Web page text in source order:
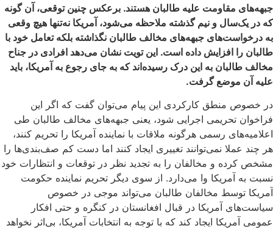
جبهه‌های مقاومت علیه طالبان هستند. برعکس چنین توقعی، آن گونه
که در یک‌سال و نیم گذشته ملاحظه می‌شود، آمریکا نه‌تنها هیچ وقعی
به درخواست‌های جبهه‌های مخالف طالبان نگذاشته بلکه تعامل خود با
طالبان را افزایش داده است. این تویت نشان می‌دهد افرادی در جناح
مخالف طالبان به این درک رسیده‌اند که به جای رجوع به آمریکا، باید
علیه آن موضع گرفت.
در خصوص منطق کارکردی این پیام می‌توان گفت که اگر این
فراخوان تحریمی اجرایی شود، یعنی جبهه‌های مخالف طالبان طی
اعلامیه‌های رسمی هرگونه ملاقات با نماینده آمریکا را تحریم کنند،
هر چند عملا نمی‌توانند تغییری ایجاد کنند اما دست کم صف‌بندی‌ها را
مشخص کرده و مخالفان را به تجدید نظر در توقعات و انتظارات خود
نسبت به آمریکا وا می‌دارد. از سوی دیگر تحریم نماینده حکومت
آمریکا توسط مخالفان طالبان می‌تواند موجی در خصوص
سیاست‌های آمریکا در قبال افغانستان در کنگره و حتی افکار
عمومی آمریکا ایجاد کند که با توجه به انتخابات آمریکا، بی‌اثر نخواهد